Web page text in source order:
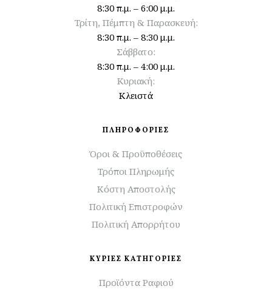
8:30 π.μ. – 6:00 μ.μ.
Τρίτη, Πέμπτη & Παρασκευή:
8:30 π.μ. – 8:30 μ.μ.
Σάββατο:
8:30 π.μ. – 4:00 μ.μ.
Κυριακή:
Κλειστά
ΠΛΗΡΟΦΟΡΙΕΣ
Όροι & Προϋποθέσεις
Τρόποι Πληρωμής
Κόστη Αποστολής
Πολιτική Επιστροφών
Πολιτική Απορρήτου
ΚΥΡΙΕΣ ΚΑΤΗΓΟΡΙΕΣ
Προϊόντα Ραφιού